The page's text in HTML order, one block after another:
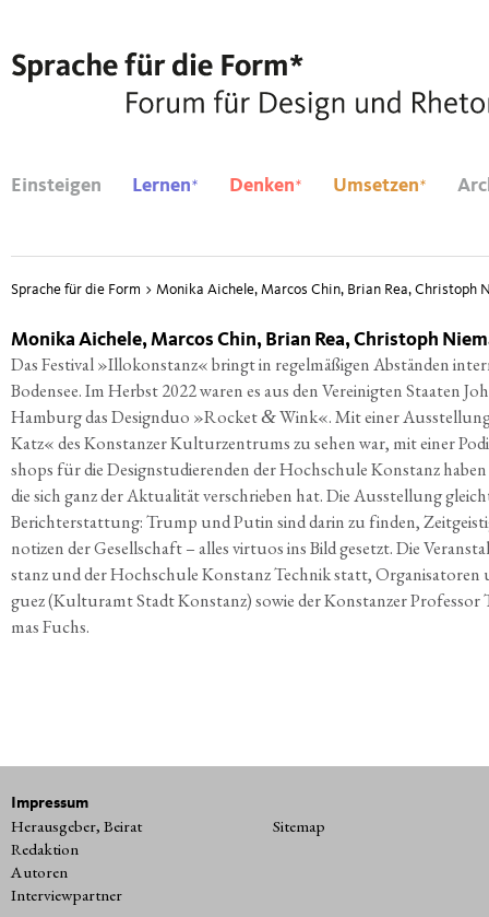
Einsteigen Lernen* Denken* Umsetzen*
Sprache für die Form > Monika Aichele, Marcos Chin, Brian Rea, Christoph
Monika Aichele, Marcos Chin, Brian Rea, Christoph
Das Fes­ti­val »Illo­kon­stanz« bringt in regel­mä­ßi­gen Abstän­den
Boden­see.Im Herbst 2022 waren es aus den Ver­ei­nig­tenStaa­ten
Ham­burg das Design­duo »Rocket&Wink«. Mit einer
Katz« des Kon­stan­zerKul­tur­zen­trums zu sehen war, mit einer
shops für die Design­stu­die­ren­dender Hoch­schu­le Kon­stanz haben
die sichganz der Aktua­li­tät ver­schrie­ben hat. DieAus­stel­lung
Bericht­erstat­tung: Trump undPutin sind dar­in zu fin­den,
no­ti­zen derGesell­schaft – alles vir­tu­os ins Bild gesetzt.Die
stanz und der Hoch­schu­leKon­stanz Tech­nik statt, Orga­ni­sa­to­ren
guez(Kul­tur­amt Stadt Kon­stanz) sowie derKon­stan­zer
mas Fuchs.
Impressum
Herausgeber, Beirat
Redaktion
Autoren
Interviewpartner
Sitemap